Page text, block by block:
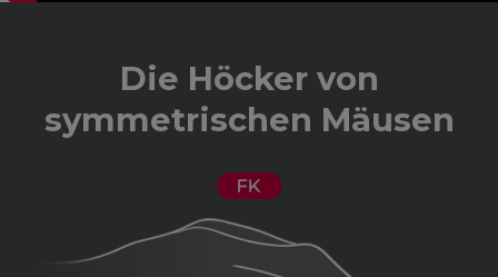
Die Höcker von
symmetrischen Mäusen